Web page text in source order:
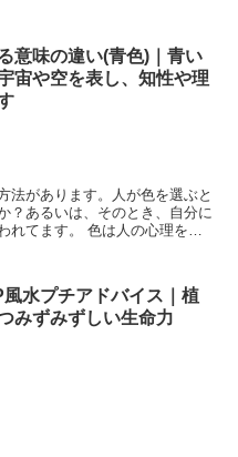
意味の違い(青色)｜青い
宙や空を表し、知性や理
法があります。人が色を選ぶと
？あるいは、そのとき、自分に
は人の心理を表
水プチアドバイス｜植
みずみずしい生命力